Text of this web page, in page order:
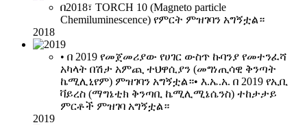
በ2018፣ TORCH 10 (Magneto particle
Chemiluminescence) የምርት ምዝገባን አግኝቷል።
2018
• በ 2019 የመጀመሪያው የሀገር ውስጥ ኩባንያ የመተንፈሻ
አካላት በሽታ አምጪ ተህዋሲያን (መግነጢሳዊ ቅንጣት
ኬሚሊኒየም) ምዝገባን አግኝቷል።• እ.ኤ.አ. በ 2019 የኢቢ
ቫይረስ (ማግኔቲክ ቅንጣቢ ኬሚሊሚኔሴንስ) ተከታታይ
ምርቶች ምዝገባ አግኝቷል።
2019